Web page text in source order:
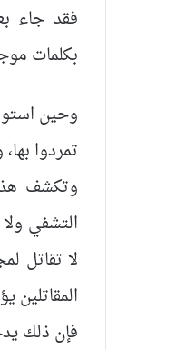
فقد جاء
بكلمات
وحين
تمردوا
وتكشف
التشفي ولا
لا تقاتل
المقاتلين
فإن ذلك